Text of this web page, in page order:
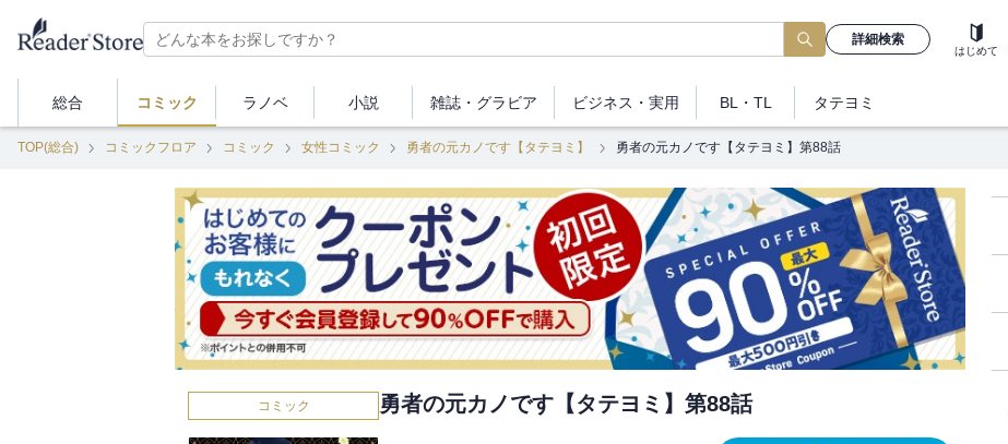
詳細検索
はじめて
総合 コミック ラノベ 小説 雑誌・ グラビア ビジネス ・実用 BL・TL タテヨミ
TOP(総合) コミックフロア コミック 女性コミック 勇者の元カノです【タテヨミ】 勇者の元カノです【タテヨミ】第88話
コミック 勇者の元カノです【タテヨミ】第88話